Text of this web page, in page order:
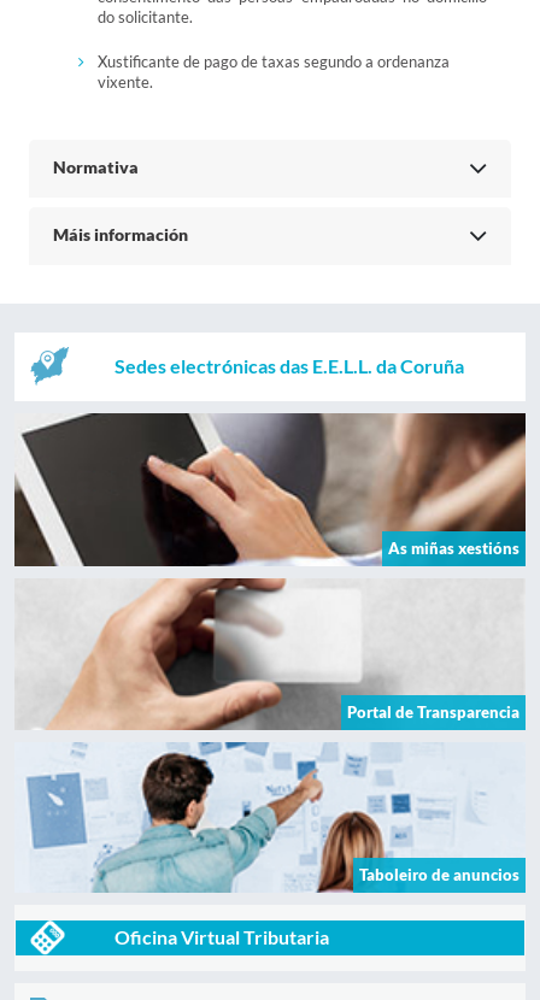
do solicitante.
Xustificante de pago de taxas segundo a ordenanza
vixente.
Normativa
Máis información
Sedes electrónicas das E.E.L.L. da Coruña
As miñas xestións
Portal de Transparencia
Taboleiro de anuncios
Oficina Virtual Tributaria